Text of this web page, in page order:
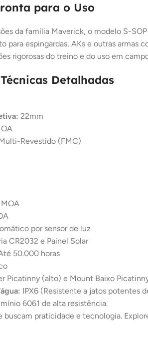
para o Uso
da família Maverick, o modelo S-
para espingardas, AKs e outras armas
rigorosas do treino e do uso em
Detalhadas
22mm
Revestido (FMC)
por sensor de luz
CR2032 e Painel Solar
50.000 horas
Picatinny (alto) e Mount Baixo
IPX6 (Resistente a jatos potentes
6061 de alta resistência.
buscam praticidade e tecnologia.